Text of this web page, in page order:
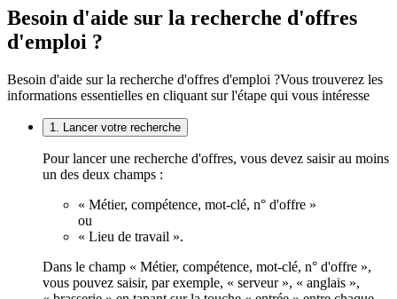
Besoin d'aide sur la recherche d'offres
d'emploi ?
Besoin d'aide sur la recherche d'offres d'emploi ?Vous trouverez les
informations essentielles en cliquant sur l'étape qui vous intéresse
1. Lancer votre recherche
Pour lancer une recherche d'offres, vous devez saisir au moins
un des deux champs :
« Métier, compétence, mot-clé, n° d'offre »
ou
« Lieu de travail ».
Dans le champ « Métier, compétence, mot-clé, n° d'offre »,
vous pouvez saisir, par exemple, « serveur », « anglais »,